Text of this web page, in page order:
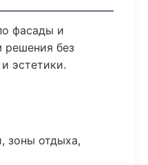
фасады и
решения без
эстетики.
зоны отдыха,